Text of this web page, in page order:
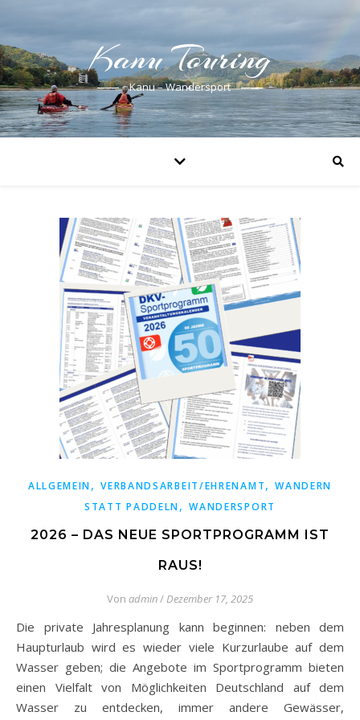
Kanu Touring
Kanu – Wandersport
ALLGEMEIN,VERBANDSARBEIT/EHRENAMT,WANDERN
STATT PADDELN,WANDERSPORT
2026 – DAS NEUE SPORTPROGRAMM IST
RAUS!
Von admin/Dezember 17, 2025
Die private Jahresplanung kann beginnen: neben dem
Haupturlaub wird es wieder viele Kurzurlaube auf dem
Wasser geben; die Angebote im Sportprogramm bieten
einen Vielfalt von Möglichkeiten Deutschland auf dem
Wasser zu entdecken, immer andere Gewässer,